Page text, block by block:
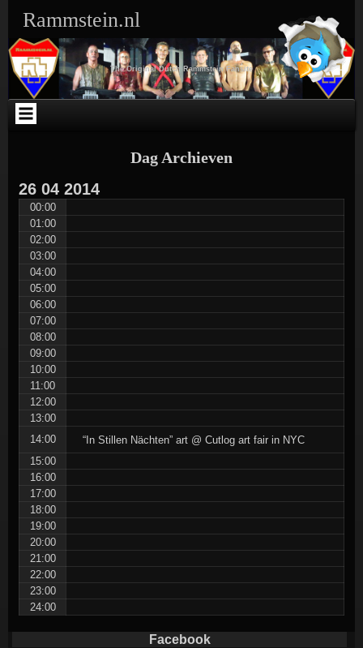
inhoud
WEBLIZAR_FACEBOOK_LIKEBOX-
Rammstein.nl
The Original Dutch Rammstein Fansite
Dag Archieven
26 04 2014
00:00
01:00
02:00
03:00
04:00
05:00
06:00
07:00
08:00
09:00
10:00
11:00
12:00
13:00
14:00
“In Stillen Nächten” art @ Cutlog art fair in NYC
15:00
16:00
17:00
18:00
19:00
20:00
21:00
22:00
23:00
24:00
Facebook